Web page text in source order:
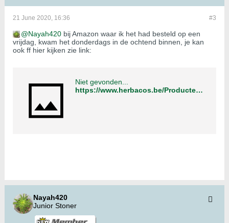
#3
21 June 2020, 16:36
Nayah420 bij Amazon waar ik het had besteld op een
vrijdag, kwam het donderdags in de ochtend binnen, je kan
ook ff hier kijken zie link:
Niet gevonden...
https://www.herbacos.be/Producten/GRONDSTOFFEN/Actieve-Stoffen/Neem-producten/Neemolie-met-emulgator-Rimulgan-250-ml
Nayah420
Junior Stoner